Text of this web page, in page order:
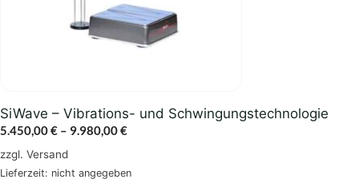
SiWave – Vibrations- und Schwingungstechnologie
5.450,00€ – 9.980,00€Preisspanne:
bis
zzgl. Versand
Lieferzeit: nicht angegeben
werden